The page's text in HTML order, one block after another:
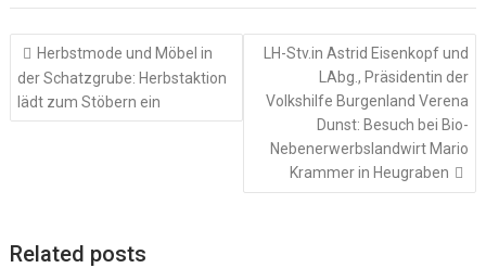
Beitragsnavigation
Herbstmode und Möbel in
der Schatzgrube: Herbstaktion
lädt zum Stöbern ein
LH-Stv.in Astrid Eisenkopf und
LAbg., Präsidentin der
Volkshilfe Burgenland Verena
Dunst: Besuch bei Bio-
Nebenerwerbslandwirt Mario
Krammer in Heugraben
Related posts